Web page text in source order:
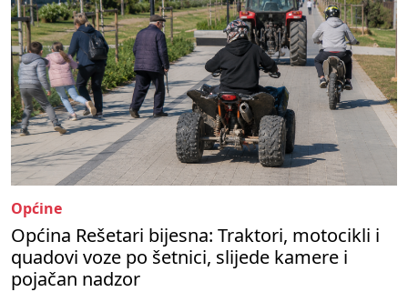
Općine
Općina Rešetari bijesna: Traktori, motocikli i
quadovi voze po šetnici, slijede kamere i
pojačan nadzor